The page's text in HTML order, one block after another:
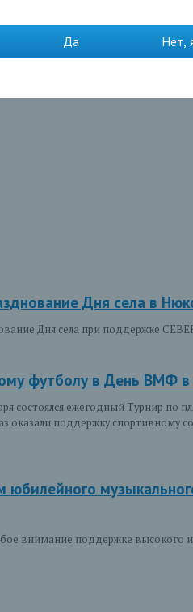
заявку на
быть держателями карт
также в офисе банка.
Дня села в
Дня села при поддержке
футболу в День ВМФ в
состоялся ежегодный Турнир по
оказали поддержку
внимание поддержке высокого
Да Нет,